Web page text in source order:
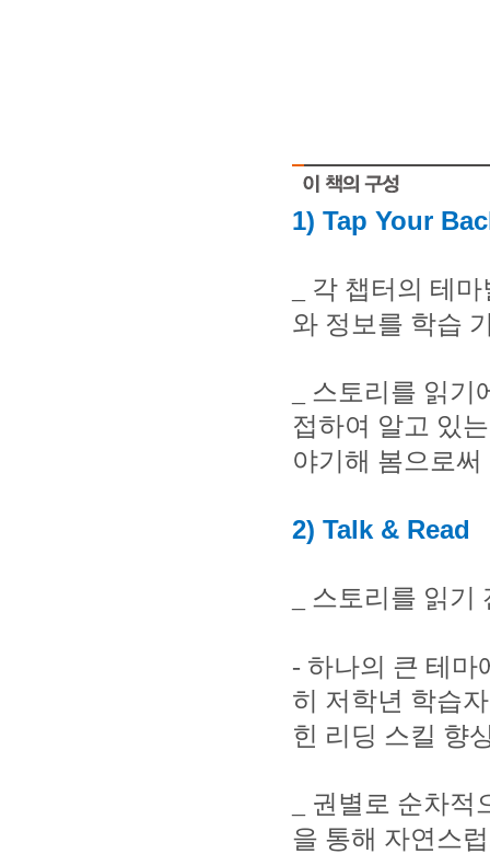
1) Tap Your
각 챕터의 테마
와 정보를 학습
스토리를 읽기
접하여 알고 있
야기해 봄으로
2) Talk & Read
스토리를 읽기
- 하나의 큰 테마
히 저학년 학습
힌 리딩 스킬 향
권별로 순차적
을 통해 자연스